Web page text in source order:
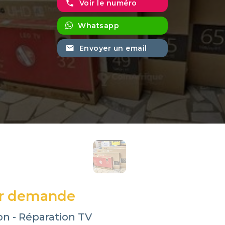
phone Voir le numéro
Whatsapp
email Envoyer un email
demande
- Réparation TV